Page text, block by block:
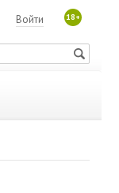
18+
Войти